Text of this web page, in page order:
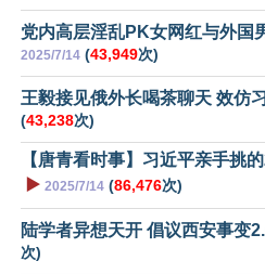
党内高层淫乱PK女网红与外国
2025/7/14 (43,949次)
王毅接见俄外长喝茶聊天 效仿
(43,238次)
【唐青看时事】习近平亲手挑
▶️ 2025/7/14 (86,476次)
陆学者异想天开 倡议西安事变
次)